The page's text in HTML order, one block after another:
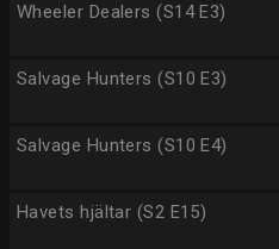
Wheeler Dealers (S14 E3)
Salvage Hunters (S10 E3)
Salvage Hunters (S10 E4)
Havets hjältar (S2 E15)